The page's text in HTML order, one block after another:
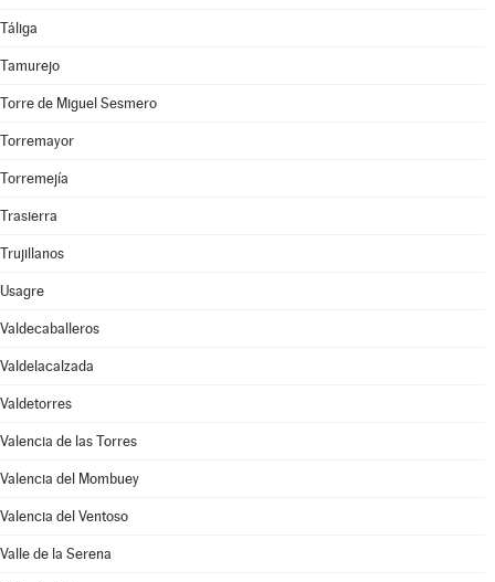
Táliga
Tamurejo
Torre de Miguel Sesmero
Torremayor
Torremejía
Trasierra
Trujillanos
Usagre
Valdecaballeros
Valdelacalzada
Valdetorres
Valencia de las Torres
Valencia del Mombuey
Valencia del Ventoso
Valle de la Serena